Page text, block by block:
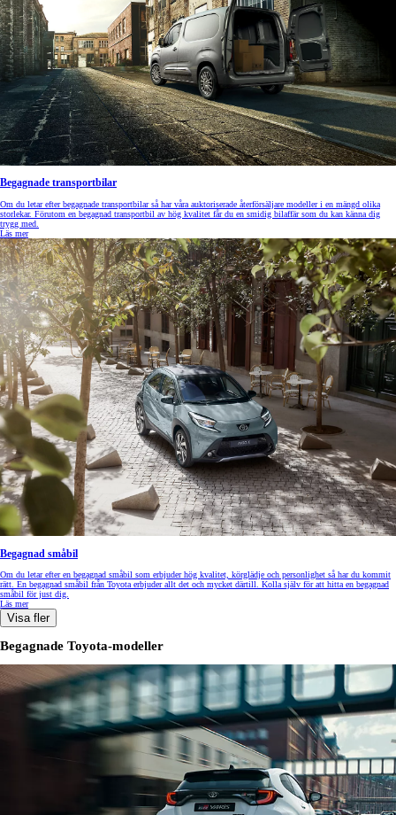
Begagnade transportbilar
Om du letar efter begagnade transportbilar så har våra auktoriserade återförsäljare modeller i en mängd olika
storlekar. Förutom en begagnad transportbil av hög kvalitet får du en smidig bilaffär som du kan känna dig
trygg med.
Läs mer
Begagnad småbil
Om du letar efter en begagnad småbil som erbjuder hög kvalitet, körglädje och personlighet så har du kommit
rätt. En begagnad småbil från Toyota erbjuder allt det och mycket därtill. Kolla själv för att hitta en begagnad
småbil för just dig.
Läs mer
Visa fler
Begagnade Toyota-modeller